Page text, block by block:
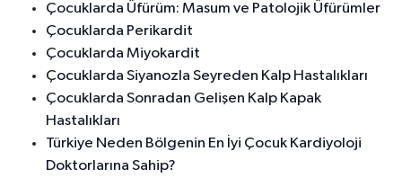
Çocuklarda Üfürüm: Masum ve Patolojik Üfürümler
Çocuklarda Perikardit
Çocuklarda Miyokardit
Çocuklarda Siyanozla Seyreden Kalp Hastalıkları
Çocuklarda Sonradan Gelişen Kalp Kapak
Hastalıkları
Türkiye Neden Bölgenin En İyi Çocuk Kardiyoloji
Doktorlarına Sahip?